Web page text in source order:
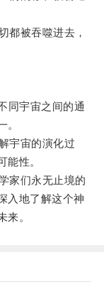
被吞噬进去，
宇宙之间的通
。
宇宙的演化过
能性。
们永无止境的
入地了解这个神
来。